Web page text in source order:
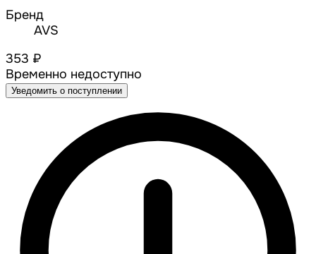
Бренд
AVS
353 ₽
Временно недоступно
Уведомить о поступлении